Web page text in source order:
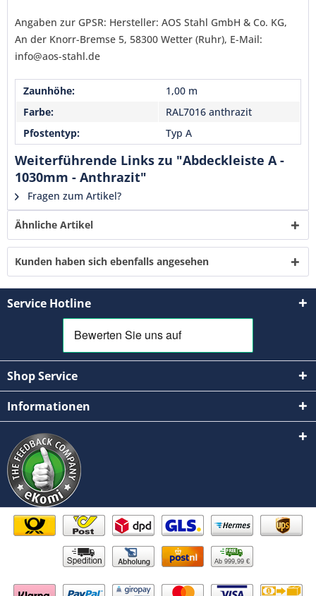
Ich habe dieDatenschutzerklärunggelesen,
verstanden und stimme zu. *
Mit * gekennzeichnete Felder sind Pflichtfelder.
Senden
Angaben zur GPSR: Hersteller: AOS Stahl GmbH & Co. KG,
An der Knorr-Bremse 5, 58300 Wetter (Ruhr), E-Mail:
info@aos-stahl.de
Zaunhöhe:
1,00 m
Farbe:
RAL7016 anthrazit
Pfostentyp:
Typ A
Weiterführende Links zu "Abdeckleiste A -
1030mm - Anthrazit"
Fragen zum Artikel?
Ähnliche Artikel
Kunden haben sich ebenfalls angesehen
Service Hotline
Shop Service
Informationen
Ab 999,99 €